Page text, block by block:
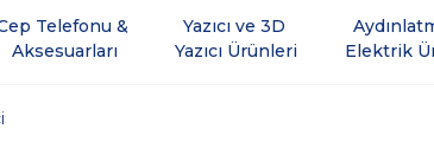
Telefonu &
Aksesuarları
Yazıcı ve 3D
Yazıcı Ürünleri
Elektrik